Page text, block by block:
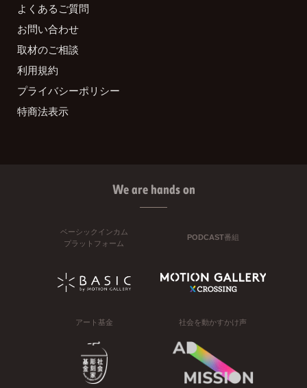
よくあるご質問
お問い合わせ
取材のご相談
利用規約
プライバシーポリシー
特商法表示
We are hands on
ベーシックインカム
プラットフォーム
PODCAST番組
アート基金 社会を動かすかけ声